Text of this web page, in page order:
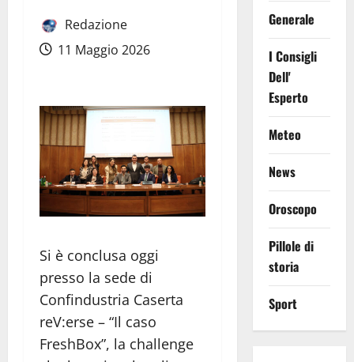
Redazione
11 Maggio 2026
Si è conclusa oggi
presso la sede di
Confindustria Caserta
reV:erse – “Il caso
FreshBox”, la challenge
Generale
I Consigli
Dell'
Esperto
Meteo
News
Oroscopo
Pillole di
storia
Sport